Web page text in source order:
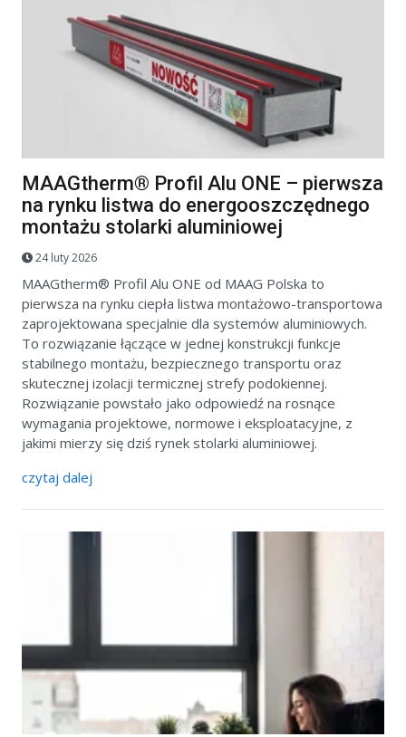
MAAGtherm® Profil Alu ONE – pierwsza
na rynku listwa do energooszczędnego
montażu stolarki aluminiowej
24 luty 2026
MAAGtherm® Profil Alu ONE od MAAG Polska to
pierwsza na rynku ciepła listwa montażowo-transportowa
zaprojektowana specjalnie dla systemów aluminiowych.
To rozwiązanie łączące w jednej konstrukcji funkcje
stabilnego montażu, bezpiecznego transportu oraz
skutecznej izolacji termicznej strefy podokiennej.
Rozwiązanie powstało jako odpowiedź na rosnące
wymagania projektowe, normowe i eksploatacyjne, z
jakimi mierzy się dziś rynek stolarki aluminiowej.
czytaj dalej